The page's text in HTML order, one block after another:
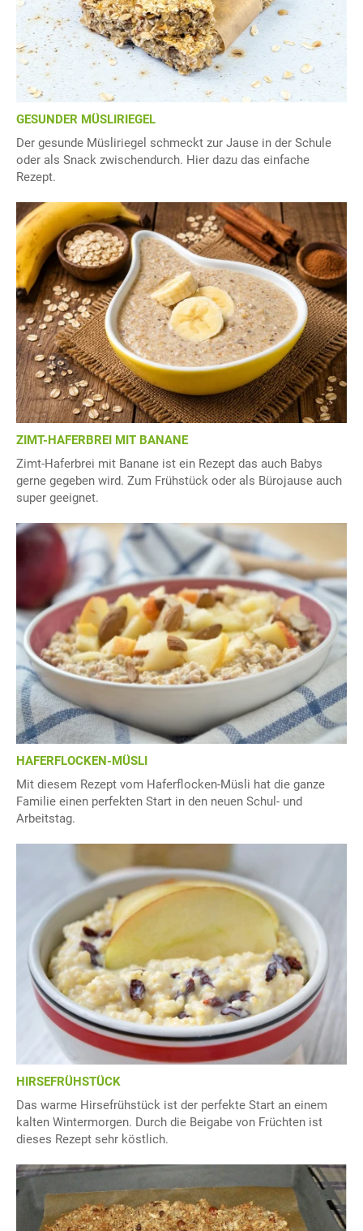
GESUNDER MÜSLIRIEGEL
Der gesunde Müsliriegel schmeckt zur Jause in der Schule
oder als Snack zwischendurch. Hier dazu das einfache
Rezept.
ZIMT-HAFERBREI MIT BANANE
Zimt-Haferbrei mit Banane ist ein Rezept das auch Babys
gerne gegeben wird. Zum Frühstück oder als Bürojause auch
super geeignet.
HAFERFLOCKEN-MÜSLI
Mit diesem Rezept vom Haferflocken-Müsli hat die ganze
Familie einen perfekten Start in den neuen Schul- und
Arbeitstag.
HIRSEFRÜHSTÜCK
Das warme Hirsefrühstück ist der perfekte Start an einem
kalten Wintermorgen. Durch die Beigabe von Früchten ist
dieses Rezept sehr köstlich.